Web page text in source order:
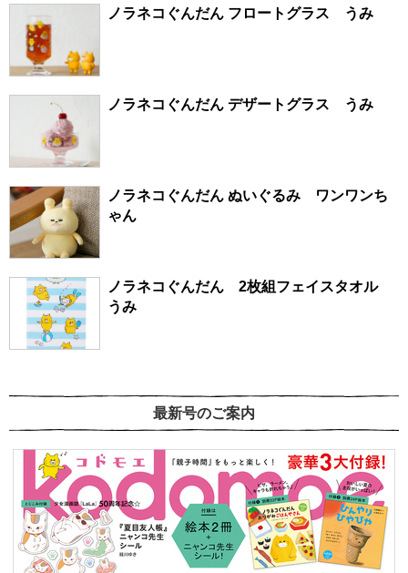
ノラネコぐんだん フロートグラス うみ
ノラネコぐんだん デザートグラス うみ
ノラネコぐんだん ぬいぐるみ ワンワンち
ゃん
ノラネコぐんだん 2枚組フェイスタオル
うみ
最新号のご案内